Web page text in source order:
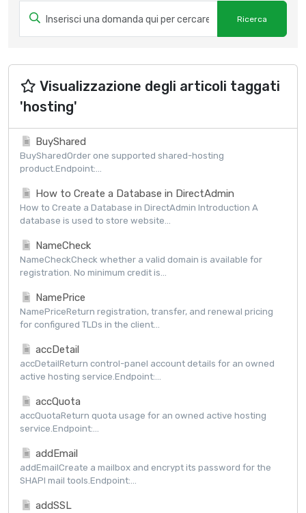
Visualizzazione degli articoli taggati
'hosting'
BuyShared
BuySharedOrder one supported shared-hosting
product.Endpoint:...
How to Create a Database in DirectAdmin
How to Create a Database in DirectAdmin Introduction A
database is used to store website...
NameCheck
NameCheckCheck whether a valid domain is available for
registration. No minimum credit is...
NamePrice
NamePriceReturn registration, transfer, and renewal pricing
for configured TLDs in the client...
accDetail
accDetailReturn control-panel account details for an owned
active hosting service.Endpoint:...
accQuota
accQuotaReturn quota usage for an owned active hosting
service.Endpoint:...
addEmail
addEmailCreate a mailbox and encrypt its password for the
SHAPI mail tools.Endpoint:...
addSSL